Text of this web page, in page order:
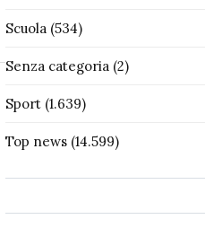
Scuola(534)
Senza categoria(2)
Sport(1.639)
Top news(14.599)